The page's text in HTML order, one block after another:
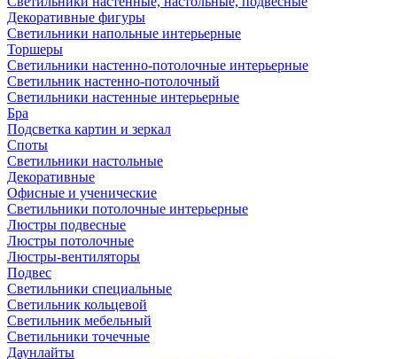
Декоративные фигуры
Светильники напольные интерьерные
Торшеры
Светильники настенно-потолочные интерьерные
Светильник настенно-потолочный
Светильники настенные интерьерные
Бра
Подсветка картин и зеркал
Споты
Светильники настольные
Декоративные
Офисные и ученические
Светильники потолочные интерьерные
Люстры подвесные
Люстры потолочные
Люстры-вентиляторы
Подвес
Светильники специальные
Светильник кольцевой
Светильник мебельный
Светильники точечные
Даунлайты